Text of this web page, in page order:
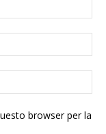
browser per la